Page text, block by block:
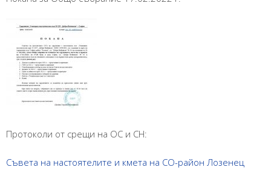
Протоколи от срещи на ОС и СН:
Съвета на настоятелите и кмета на СО-район Лозенец